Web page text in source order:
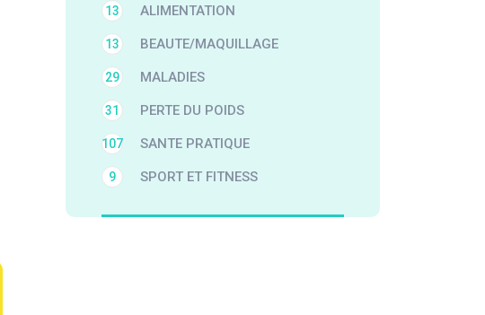
ALIMENTATION
13
BEAUTE/MAQUILLAGE
13
MALADIES
29
PERTE DU POIDS
31
SANTE PRATIQUE
107
SPORT ET FITNESS
9